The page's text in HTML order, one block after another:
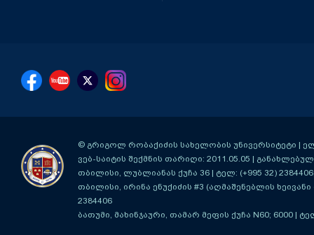
© გრიგოლ რობაქიძის სახელობის უნივერსიტეტი |
ვებ-საიტის შექმნის თარიღი: 2011.05.05 |
თბილისი, ლუბლიანას ქუჩა 36 | ტელ: (+995 32)
თბილისი, ირინა ენუქიძის #3 (აღმაშენებლის ხეივანი
2384406
ბათუმი, მახინჯაური, თამარ მეფის ქუჩა N60; 6000 |